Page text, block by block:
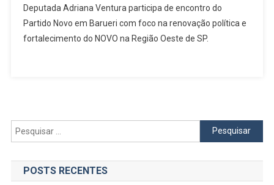
Novo
Promove
Encontro
Ventura
Da
Região
Deputada Adriana Ventura participa de encontro do
Partido Novo em Barueri com foco na renovação política e
fortalecimento do NOVO na Região Oeste de SP.
Pesquisar
por:
POSTS RECENTES